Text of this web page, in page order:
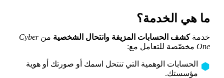
ما هي الخدمة؟
خدمةكشف الحسابات المزيفة وانتحال الشخصية منCyber
One مخصّصة للتعامل مع:
الحسابات الوهمية التي تنتحل اسمك أو صورتك أو هوية
مؤسستك.